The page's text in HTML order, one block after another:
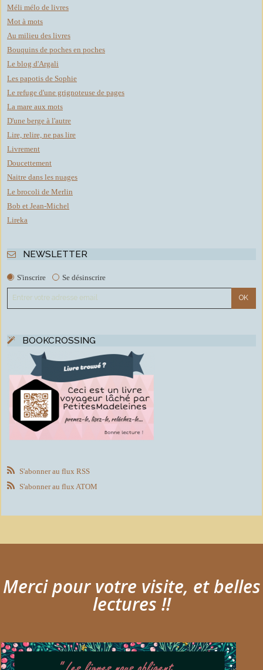
Méli mélo de livres
Mot à mots
Au milieu des livres
Bouquins de poches en poches
Le blog d'Argali
Les papotis de Sophie
Le refuge d'une grignoteuse de pages
La mare aux mots
D'une berge à l'autre
Lire, relire, ne pas lire
Livrement
Doucettement
Naitre dans les nuages
Le brocoli de Merlin
Bob et Jean-Michel
Lireka
NEWSLETTER
S'inscrire Se désinscrire
BOOKCROSSING
S'abonner au flux RSS
S'abonner au flux ATOM
Merci pour votre visite, et belles
lectures !!